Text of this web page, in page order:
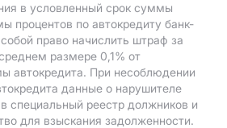
в условленный срок суммы
процентов по автокредиту банк-
право начислить штраф за
размере 0,1% от
автокредита. При несоблюдении
данные о нарушителе
специальный реестр должников и
для взыскания задолженности.